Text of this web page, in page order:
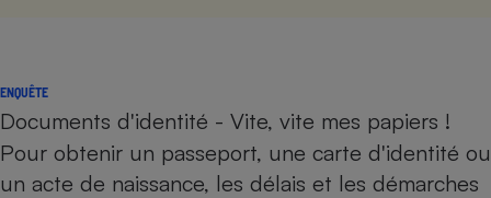
ENQUÊTE
Documents d'identité - Vite, vite mes papiers !
Pour obtenir un passeport, une carte d'identité ou
un acte de naissance, les délais et les démarches